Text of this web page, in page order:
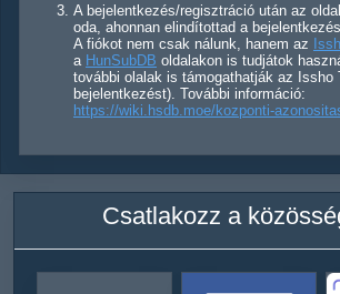
A bejelentkezés/regisztráció után az
oda, ahonnan elindítottad a
A fiókot nem csak nálunk, hanem az
a HunSubDB oldalakon is tudjátok
további olalak is támogathatják az Issho
bejelentkezést). További információ:
https://wiki.hsdb.moe/kozponti-
Csatlakozz a